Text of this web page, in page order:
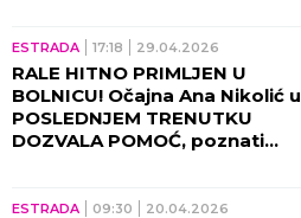
ESTRADA 17:18 29.04.2026
RALE HITNO PRIMLJEN U
BOLNICU! Očajna Ana Nikolić u
POSLEDNJEM TRENUTKU
DOZVALA POMOĆ, poznati
ESTRADA 09:30 20.04.2026